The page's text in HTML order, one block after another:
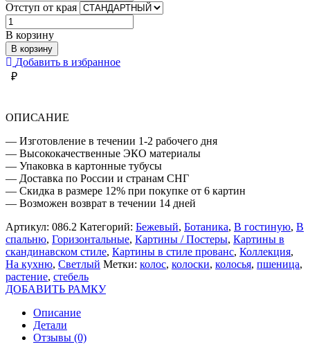
Отступ от края
Количество
товара
ПОЛЕ
С
СУХОЦВЕТАМИ
В корзину
В корзину
Добавить в избранное
₽
ОПИСАНИЕ
— Изготовление в течении 1-2 рабочего дня
— Высококачественные ЭКО материалы
— Упаковка в картонные тубусы
— Доставка по России и странам СНГ
— Скидка в размере 12% при покупке от 6 картин
— Возможен возврат в течении 14 дней
Артикул: 086.2 Категорий: Бежевый, Ботаника, В гостиную, В
спальню, Горизонтальные, Картины / Постеры, Картины в
скандинавском стиле, Картины в стиле прованс, Коллекция,
На кухню, Светлый Метки: колос, колоски, колосья, пшеница,
растение, стебель
ДОБАВИТЬ РАМКУ
Описание
Детали
Отзывы (0)